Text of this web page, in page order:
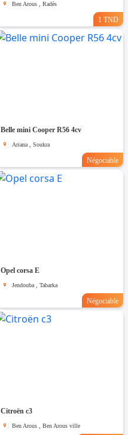
Ben Arous , Radès
1 TND
Belle mini Cooper R56 4cv
Ariana , Soukra
Négociable
Opel corsa E
Jendouba , Tabarka
Négociable
Citroën c3
Ben Arous , Ben Arous ville